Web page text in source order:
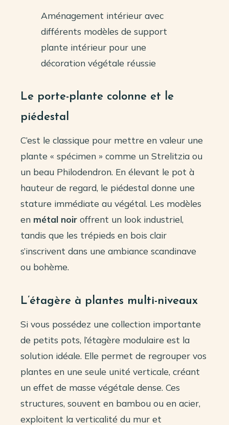
Aménagement intérieur avec
différents modèles de support
plante intérieur pour une
décoration végétale réussie
Le porte-plante colonne et le
piédestal
C’est le classique pour mettre en valeur une
plante « spécimen » comme un Strelitzia ou
un beau Philodendron. En élevant le pot à
hauteur de regard, le piédestal donne une
stature immédiate au végétal. Les modèles
en métal noir offrent un look industriel,
tandis que les trépieds en bois clair
s’inscrivent dans une ambiance scandinave
ou bohème.
L’étagère à plantes multi-niveaux
Si vous possédez une collection importante
de petits pots, l’étagère modulaire est la
solution idéale. Elle permet de regrouper vos
plantes en une seule unité verticale, créant
un effet de masse végétale dense. Ces
structures, souvent en bambou ou en acier,
exploitent la verticalité du mur et